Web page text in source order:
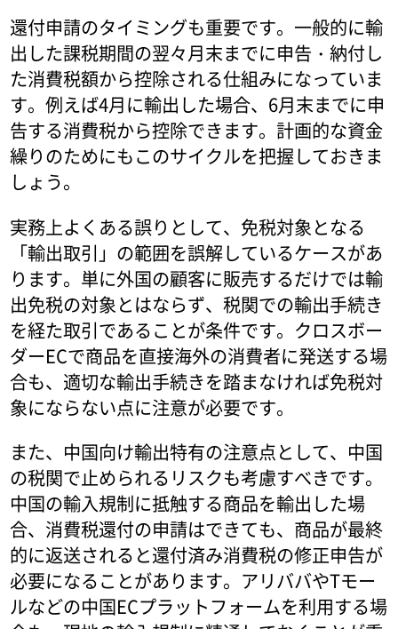
還付申請のタイミングも重要です。一般的に輸
出した課税期間の翌々月末までに申告・納付し
た消費税額から控除される仕組みになっていま
す。例えば4月に輸出した場合、6月末までに申
告する消費税から控除できます。計画的な資金
繰りのためにもこのサイクルを把握しておきま
しょう。
実務上よくある誤りとして、免税対象となる
「輸出取引」の範囲を誤解しているケースがあ
ります。単に外国の顧客に販売するだけでは輸
出免税の対象とはならず、税関での輸出手続き
を経た取引であることが条件です。クロスボー
ダーECで商品を直接海外の消費者に発送する場
合も、適切な輸出手続きを踏まなければ免税対
象にならない点に注意が必要です。
また、中国向け輸出特有の注意点として、中国
の税関で止められるリスクも考慮すべきです。
中国の輸入規制に抵触する商品を輸出した場
合、消費税還付の申請はできても、商品が最終
的に返送されると還付済み消費税の修正申告が
必要になることがあります。アリババやTモー
ルなどの中国ECプラットフォームを利用する場